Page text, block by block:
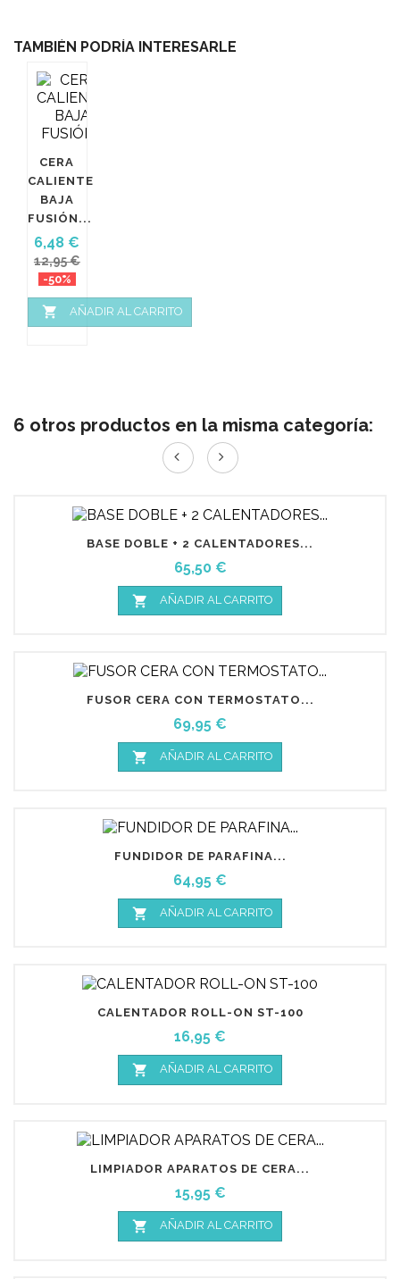
TAMBIÉN PODRÍA INTERESARLE
CERA
CALIENTE
BAJA
FUSIÓN...
Precio
6,48 €
base
12,95 €
-50%
 AÑADIR AL CARRITO
6 otros productos en la misma categoría:
BASE DOBLE + 2 CALENTADORES...
Precio
65,50 €
 AÑADIR AL CARRITO
FUSOR CERA CON TERMOSTATO...
Precio
69,95 €
 AÑADIR AL CARRITO
FUNDIDOR DE PARAFINA...
Precio
64,95 €
 AÑADIR AL CARRITO
CALENTADOR ROLL-ON ST-100
Precio
16,95 €
 AÑADIR AL CARRITO
LIMPIADOR APARATOS DE CERA...
Precio
15,95 €
 AÑADIR AL CARRITO